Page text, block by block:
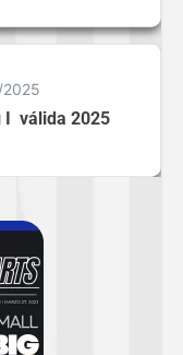
I válida 2025